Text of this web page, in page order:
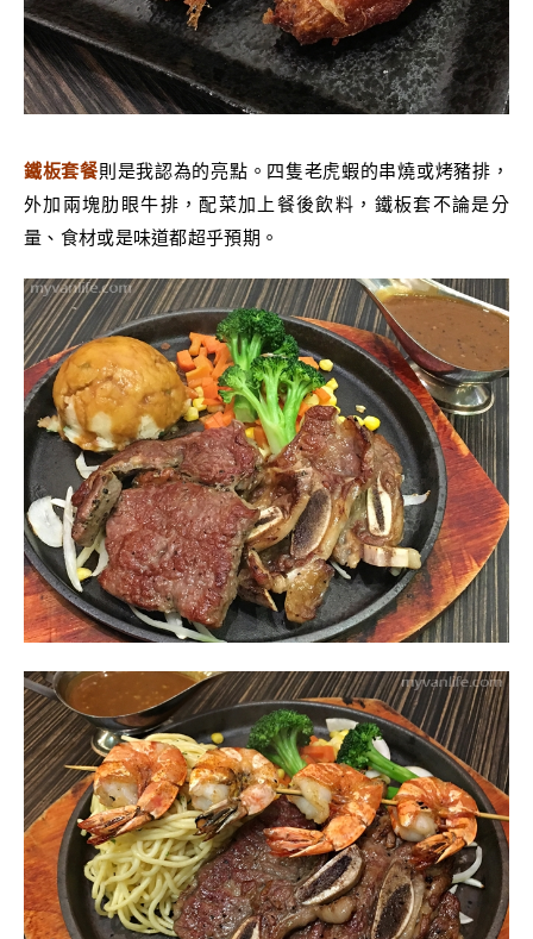
鐵板套餐則是我認為的亮點。四隻老虎蝦的串燒或烤豬排，
外加兩塊肋眼牛排，配菜加上餐後飲料，鐵板套不論是分
量、食材或是味道都超乎預期。